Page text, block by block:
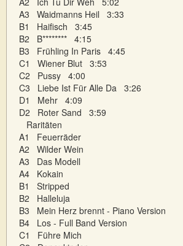
A3 Waidmanns Heil 3:33
B1 Haifisch 3:45
B2 B******** 4:15
B3 Frühling In Paris 4:45
C1 Wiener Blut 3:53
C2 Pussy 4:00
C3 Liebe Ist Für Alle Da 3:26
D1 Mehr 4:09
D2 Roter Sand 3:59
Raritäten
A1 Feuerräder
A2 Wilder Wein
A3 Das Modell
A4 Kokain
B1 Stripped
B2 Halleluja
B3 Mein Herz brennt - Piano Version
B4 Los - Full Band Version
C1 Führe Mich